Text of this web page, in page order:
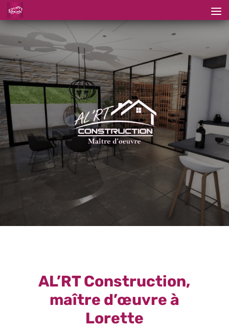
AL’RT Construction,
maître d’œuvre à
Lorette